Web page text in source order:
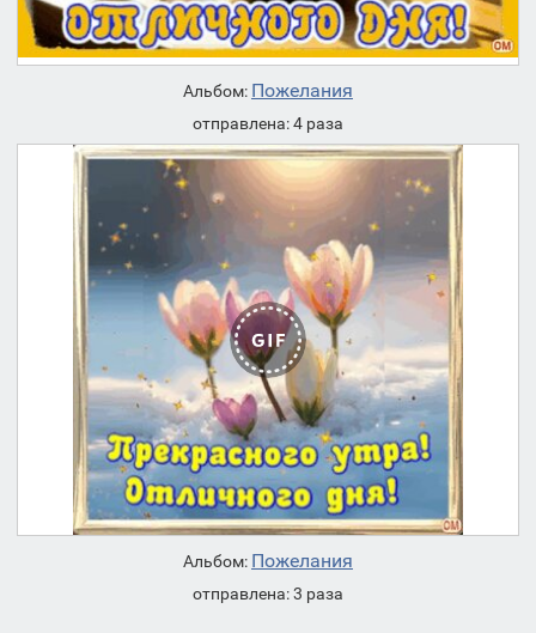
Альбом: Пожелания
отправлена: 4 раза
Альбом: Пожелания
отправлена: 3 раза